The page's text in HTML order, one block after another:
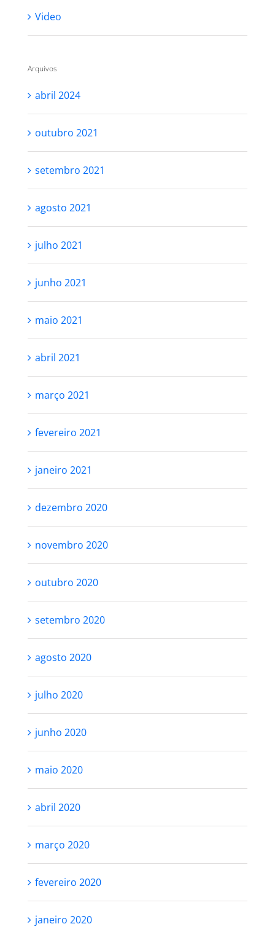
Video
Arquivos
abril 2024
outubro 2021
setembro 2021
agosto 2021
julho 2021
junho 2021
maio 2021
abril 2021
março 2021
fevereiro 2021
janeiro 2021
dezembro 2020
novembro 2020
outubro 2020
setembro 2020
agosto 2020
julho 2020
junho 2020
maio 2020
abril 2020
março 2020
fevereiro 2020
janeiro 2020